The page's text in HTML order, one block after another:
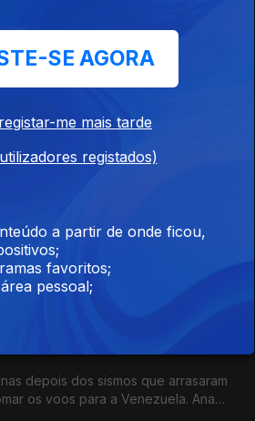
falou com Bárbara Barroso,
financeira.
solidariedade
que dirige a "Regalo una
jornalista Susana Barros conta que
bens e sorrisos a miúdos e graúdos. E
depois dos sismos que arrasaram
os voos para a Venezuela. Ana
SE AGORA
me mais tarde
registados)
a partir de onde ficou,
favoritos;
pessoal;